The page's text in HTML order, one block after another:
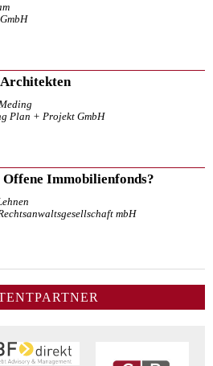
Plan + Projekt GmbH
Immobilienfonds?
mbH